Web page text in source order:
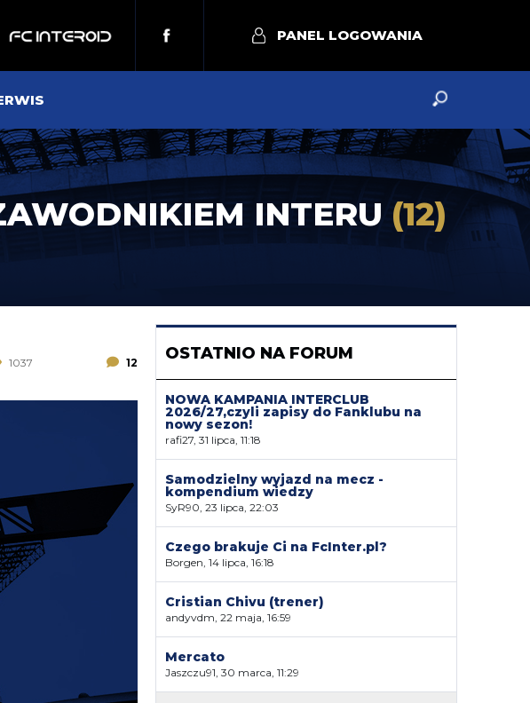
PANEL LOGOWANIA
INTERU (12)
1037 12 OSTATNIO NA FORUM
NOWA KAMPANIA INTERCLUB
2026/27,czyli zapisy do Fanklubu na
nowy sezon!
rafi27, 31 lipca, 11:18
Samodzielny wyjazd na mecz -
kompendium wiedzy
SyR90, 23 lipca, 22:03
Czego brakuje Ci na FcInter.pl?
Borgen, 14 lipca, 16:18
Cristian Chivu (trener)
andyvdm, 22 maja, 16:59
Mercato
Jaszczu91, 30 marca, 11:29